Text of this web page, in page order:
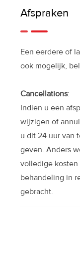
Afspraken
Een eerdere of
ook mogelijk,
Cancellations:
Indien u een
wijzigen of
u dit 24 uur van
geven. Anders
volledige kosten
behandeling in
gebracht.